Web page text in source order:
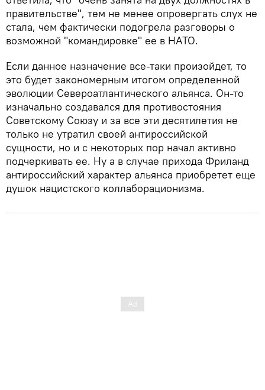
правительстве", тем не менее опровергать слух не
стала, чем фактически подогрела разговоры о
возможной "командировке" ее в НАТО.
Если данное назначение все-таки произойдет, то
это будет закономерным итогом определенной
эволюции Североатлантического альянса. Он-то
изначально создавался для противостояния
Советскому Союзу и за все эти десятилетия не
только не утратил своей антироссийской
сущности, но и с некоторых пор начал активно
подчеркивать ее. Ну а в случае прихода Фриланд
антироссийский характер альянса приобретет еще
душок нацистского коллаборационизма.